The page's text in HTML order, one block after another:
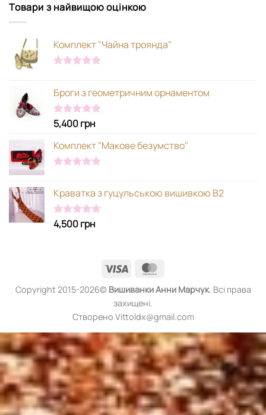
Товари з найвищою оцінкою
Комплект "Чайна троянда"
Броги з геометричним орнаментом
Оцінено в
5.00
з 5
5,400грн
Комплект "Макове безумство"
Краватка з гуцульською вишивкою В2
Оцінено в
5.00
з 5
4,500грн
Visa
Copyright 2015-2026© ВишиванкиАнни Марчук. Всі права
захищені.
Створено Vittoldx@gmail.com